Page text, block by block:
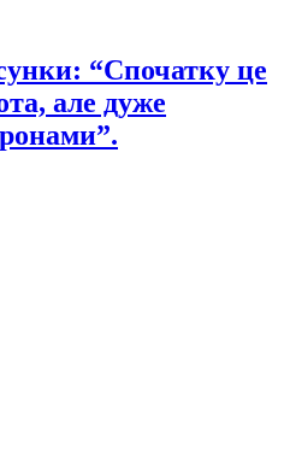
“Спочатку це
але дуже